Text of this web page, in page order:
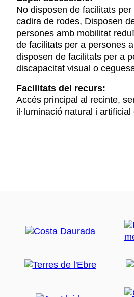
No disposen de facilitats
cadira de rodes, Disposen
persones amb mobilitat
de facilitats per a persones
disposen de facilitats per a
discapacitat visual o
Facilitats del recurs:
Accés principal al recinte,
il·luminació natural i